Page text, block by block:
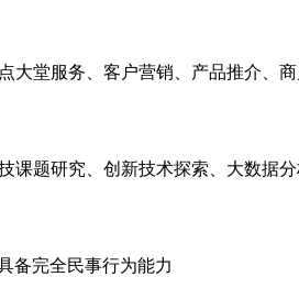
大堂服务、客户营销、产品推介、
课题研究、创新技术探索、大数据
备完全民事行为能力